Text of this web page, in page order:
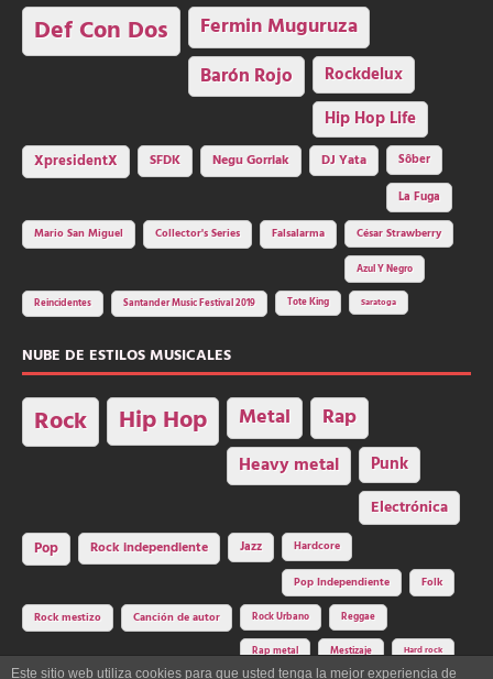
Def Con Dos Fermin Muguruza
Barón Rojo Rockdelux
Hip Hop Life
XpresidentX SFDK Negu Gorriak DJ Yata
Sôber
La Fuga
Mario San Miguel
Collector's Series Falsalarma César Strawberry
Azul Y Negro
Reincidentes Santander Music Festival 2019 Tote King Saratoga
NUBE DE ESTILOS MUSICALES
Rock Hip Hop Metal Rap
Heavy metal Punk
Electrónica
Pop Rock independiente Jazz Hardcore
Pop Independiente Folk
Rock mestizo Canción de autor Rock Urbano Reggae
Rap metal Mestizaje Hard rock
Este sitio web utiliza cookies para que usted tenga la mejor experiencia de